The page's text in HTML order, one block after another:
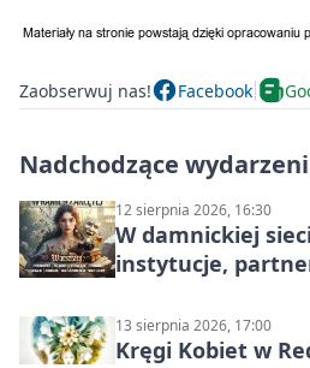
Zaobserwuj nas! Facebook
Nadchodzące
12 sierpnia 2026, 16:30
W damnickiej
instytucje,
13 sierpnia 2026, 17:00
Kręgi Kobiet w